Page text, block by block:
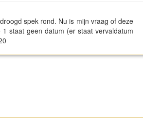
spek rond. Nu is mijn vraag of deze
staat geen datum (er staat vervaldatum